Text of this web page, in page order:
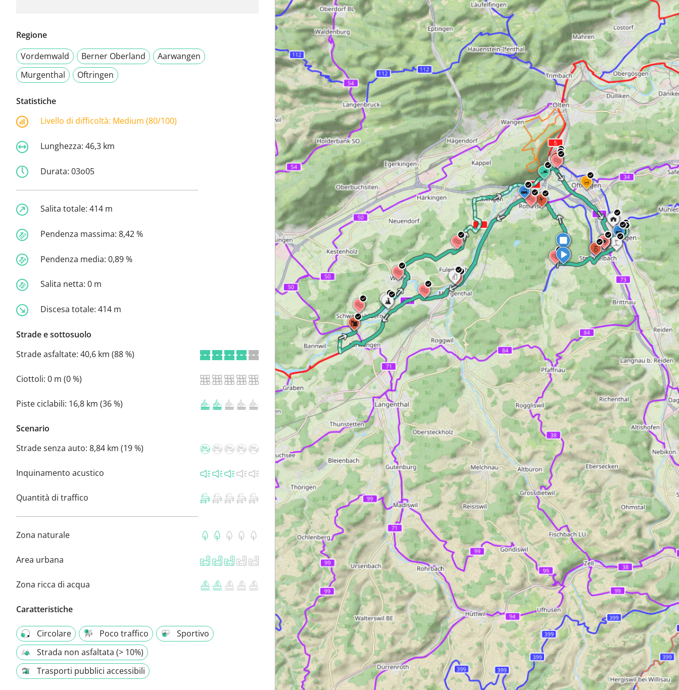
Regione
Vordemwald
Berner Oberland
Aarwangen
Murgenthal
Oftringen
Statistiche
Livello di difficoltà: Medium (80/100)
Lunghezza: 46,3 km
Durata: 03o05
Salita totale: 414 m
Pendenza massima: 8,42 %
Pendenza media: 0,89 %
Salita netta: 0 m
Discesa totale: 414 m
Strade e sottosuolo
Strade asfaltate: 40,6 km (88 %)
Ciottoli: 0 m (0 %)
Piste ciclabili: 16,8 km (36 %)
Scenario
Strade senza auto: 8,84 km (19 %)
Inquinamento acustico
Quantità di traffico
Zona naturale
Area urbana
Zona ricca di acqua
Caratteristiche
Circolare Poco traffico
Sportivo
Strada non asfaltata (> 10%)
Trasporti pubblici accessibili